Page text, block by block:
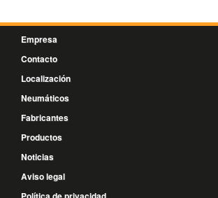
Empresa
Contacto
Localización
Neumáticos
Fabricantes
Productos
Noticias
Aviso legal